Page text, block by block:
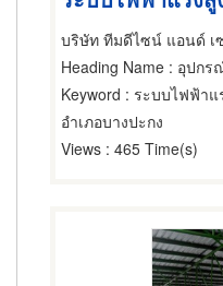
บริษัท ทีมดีไซน์ แอนด์ เ
Heading Name : อุปกร
Keyword : ระบบไฟฟ้าแ
อำเภอบางปะกง
Views : 465 Time(s)